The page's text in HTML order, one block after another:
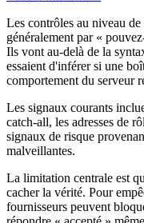
Les contrôles au niveau
généralement par «
Ils vont au-delà de la
essaient d'inférer si une
comportement du serveur
Les signaux courants
catch-all, les adresses de
signaux de risque
malveillantes.
La limitation centrale est
cacher la vérité. Pour
fournisseurs peuvent